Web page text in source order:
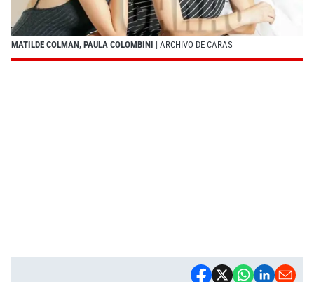
MATILDE COLMAN, PAULA COLOMBINI | ARCHIVO DE CARAS